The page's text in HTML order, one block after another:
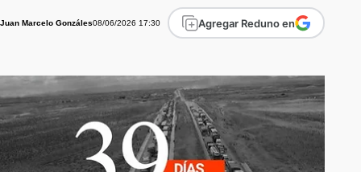
Juan Marcelo Gonzáles08/06/2026 17:30 Agregar Reduno en